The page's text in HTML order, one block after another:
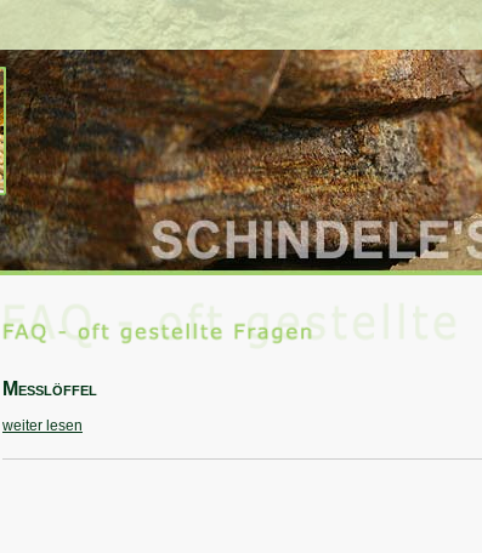
Messlöffel
weiter lesen